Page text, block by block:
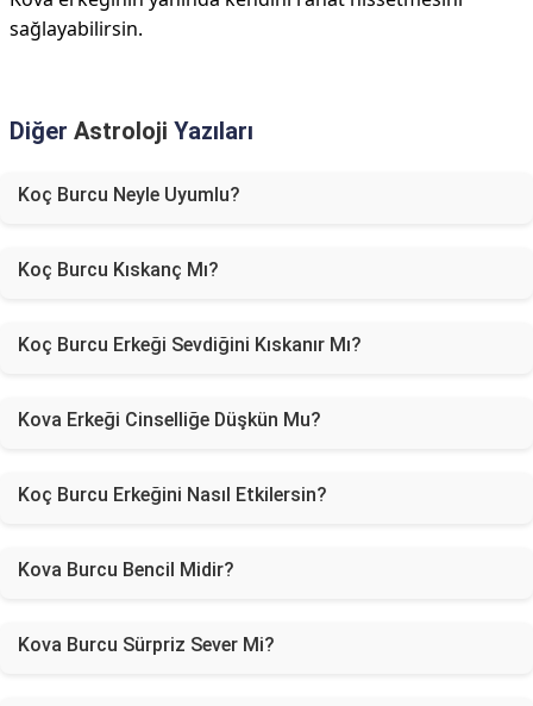
sağlayabilirsin.
Diğer Astroloji Yazıları
Koç Burcu Neyle Uyumlu?
Koç Burcu Kıskanç Mı?
Koç Burcu Erkeği Sevdiğini Kıskanır Mı?
Kova Erkeği Cinselliğe Düşkün Mu?
Koç Burcu Erkeğini Nasıl Etkilersin?
Kova Burcu Bencil Midir?
Kova Burcu Sürpriz Sever Mi?